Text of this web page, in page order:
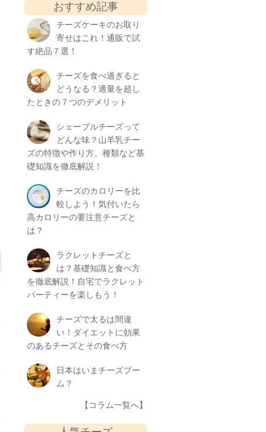
おすすめ記事
チーズケーキのお取り
寄せはこれ！通販で試
す絶品７選！
チーズを食べ過ぎると
どうなる？適量を超し
たときの７つのデメリット
シェーブルチーズって
どんな味？山羊乳チー
ズの特徴や作り方、種類など基
礎知識を徹底解説！
チーズのカロリーを比
較しよう！気付いたら
高カロリーの要注意チーズと
は？
ラクレットチーズと
は？基礎知識と食べ方
を徹底解説！自宅でラクレット
パーティーを楽しもう！
チーズで太るは間違
い！ダイエットに効果
のあるチーズとその食べ方
日本はいまチーズブー
ム？
【コラム一覧へ】